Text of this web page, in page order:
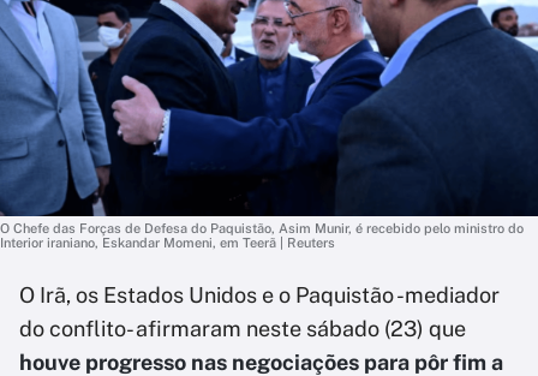
O Chefe das Forças de Defesa do Paquistão, Asim Munir, é recebido pelo ministro do
Interior iraniano, Eskandar Momeni, em Teerã | Reuters
O Irã, os Estados Unidos e o Paquistão -mediador
do conflito- afirmaram neste sábado (23) que
houve progresso nas negociações para pôr fim a